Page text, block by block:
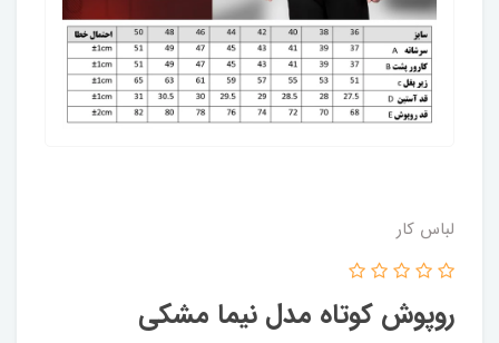
لباس کار
روپوش کوتاه مدل نیما مشکی